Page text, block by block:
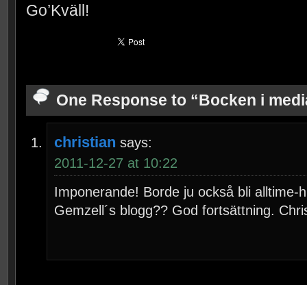
Go’Kväll!
One Response to “Bocken i
christian says:
2011-12-27 at 10:22
Imponerande! Borde ju också bli alltime-
Gemzell´s blogg?? God fortsättning.